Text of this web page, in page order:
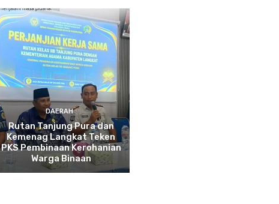
DAERAH
Rutan Tanjung Pura dan
Kemenag Langkat Teken
PKS Pembinaan Kerohanian
Warga Binaan